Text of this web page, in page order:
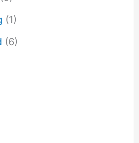
(1)
(6)